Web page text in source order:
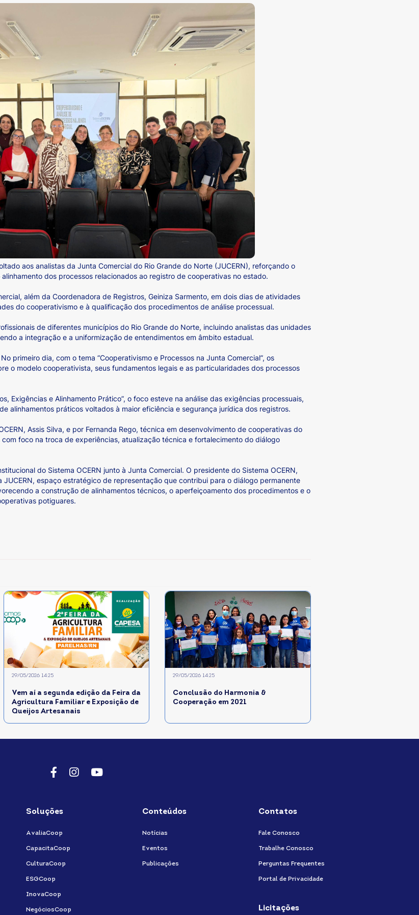
aos analistas da Junta Comercial do Rio Grande do Norte (JUCERN), reforçando o
dos processos relacionados ao registro de cooperativas no estado.
além da Coordenadora de Registros, Geiniza Sarmento, em dois dias de atividades
do cooperativismo e à qualificação dos procedimentos de análise processual.
de diferentes municípios do Rio Grande do Norte, incluindo analistas das unidades
a integração e a uniformização de entendimentos em âmbito estadual.
primeiro dia, com o tema “Cooperativismo e Processos na Junta Comercial”, os
o modelo cooperativista, seus fundamentos legais e as particularidades dos processos
Exigências e Alinhamento Prático”, o foco esteve na análise das exigências processuais,
alinhamentos práticos voltados à maior eficiência e segurança jurídica dos registros.
Assis Silva, e por Fernanda Rego, técnica em desenvolvimento de cooperativas do
foco na troca de experiências, atualização técnica e fortalecimento do diálogo
do Sistema OCERN junto à Junta Comercial. O presidente do Sistema OCERN,
JUCERN, espaço estratégico de representação que contribui para o diálogo permanente
a construção de alinhamentos técnicos, o aperfeiçoamento dos procedimentos e o
potiguares.
Vem aí a segunda edição da Feira da
Agricultura Familiar e Exposição de
Queijos Artesanais
29/05/2026 14:25
Conclusão do Harmonia &
Cooperação em 2021
29/05/2026 14:25
Facebook
Instagram
Youtube
Soluções
AvaliaCoop
CapacitaCoop
CulturaCoop
ESGCoop
InovaCoop
NegóciosCoop
Conteúdos
Notícias
Eventos
Publicações
Contatos
Fale Conosco
Trabalhe Conosco
Perguntas Frequentes
Portal de Privacidade
Licitações